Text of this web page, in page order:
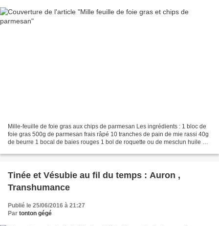
Mille-feuille de foie gras aux chips de parmesan Les ingrédients : 1 bloc de
foie gras 500g de parmesan frais râpé 10 tranches de pain de mie rassi 40g
de beurre 1 bocal de baies rouges 1 bol de roquette ou de mesclun huile de
Tinée et Vésubie au fil du temps : Auron ,
Transhumance
Publié le 25/06/2016 à 21:27
Par tonton gégé